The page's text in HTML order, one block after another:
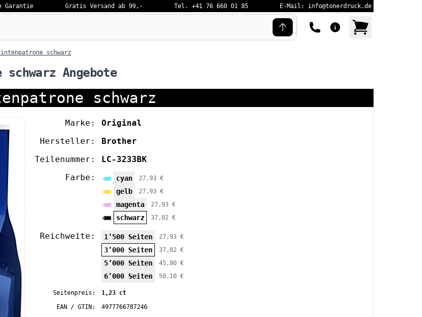
Garantie Gratis Versand ab 99,- Tel. +41 76 660 01 85 E-Mail: info@tonerdruck.de
schwarz
Angebote
schwarz
Marke:
Original
Hersteller:
Brother
Teilenummer:
LC-3233BK
Farbe:
cyan 27,93 €
gelb 27,93 €
magenta 27,93 €
schwarz 37,02 €
Reichweite: 1’500 Seiten 27,93 €
3’000 Seiten 37,02 €
5’000 Seiten 45,80 €
6’000 Seiten 50,10 €
Seitenpreis:
1,23 ct
EAN / GTIN:
4977766787246